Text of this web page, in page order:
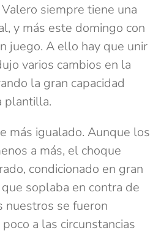
siempre tiene una
y más este domingo con
juego. A ello hay que unir
varios cambios en la
la gran capacidad
plantilla.
más igualado. Aunque los
a más, el choque
condicionado en gran
soplaba en contra de
nuestros se fueron
a las circunstancias